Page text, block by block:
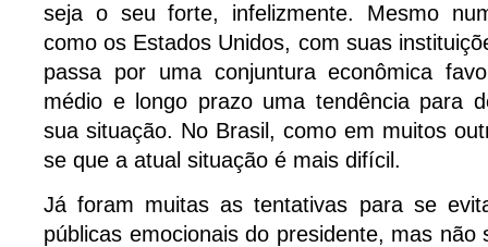
seja o seu forte, infelizmente. Mesmo
como os Estados Unidos, com suas
passa por uma conjuntura econômica
médio e longo prazo uma tendência para
sua situação. No Brasil, como em muitos
se que a atual situação é mais difícil.
Já foram muitas as tentativas para se
públicas emocionais do presidente, mas não